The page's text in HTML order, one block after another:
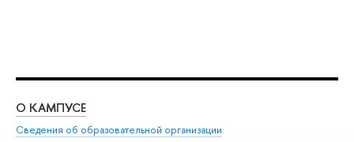
О КАМПУСЕ
Сведения об образовательной организации